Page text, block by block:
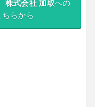
式会社 加取への
らから